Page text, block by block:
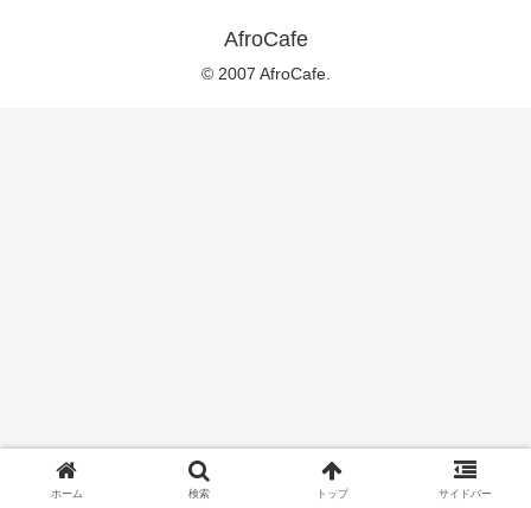
AfroCafe
© 2007 AfroCafe.
ホーム 検索 トップ サイドバー